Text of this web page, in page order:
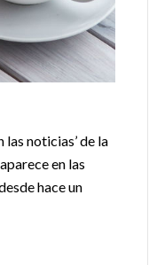
las noticias’ de la
en las
hace un